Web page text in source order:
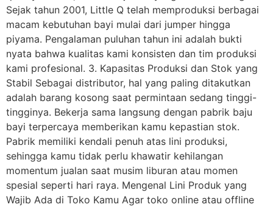
Sejak tahun 2001, Little Q telah memproduksi berbagai
macam kebutuhan bayi mulai dari jumper hingga
piyama. Pengalaman puluhan tahun ini adalah bukti
nyata bahwa kualitas kami konsisten dan tim produksi
kami profesional. 3. Kapasitas Produksi dan Stok yang
Stabil Sebagai distributor, hal yang paling ditakutkan
adalah barang kosong saat permintaan sedang tinggi-
tingginya. Bekerja sama langsung dengan pabrik baju
bayi terpercaya memberikan kamu kepastian stok.
Pabrik memiliki kendali penuh atas lini produksi,
sehingga kamu tidak perlu khawatir kehilangan
momentum jualan saat musim liburan atau momen
spesial seperti hari raya. Mengenal Lini Produk yang
Wajib Ada di Toko Kamu Agar toko online atau offline